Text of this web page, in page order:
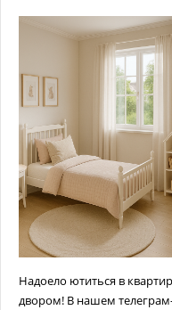
Надоело ютиться в
двором! В нашем